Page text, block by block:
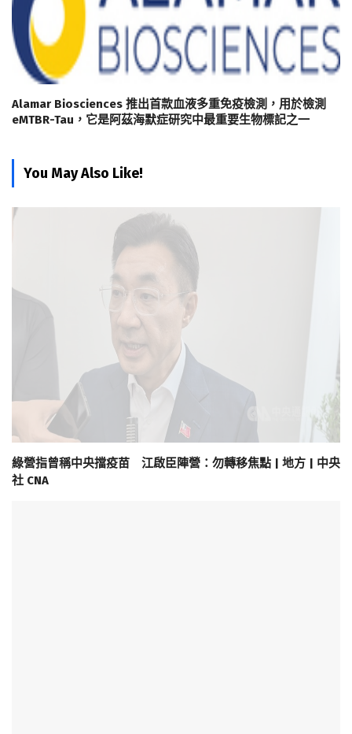
Alamar Biosciences 推出首款血液多重免疫檢測，用於檢測
eMTBR-Tau，它是阿茲海默症研究中最重要生物標記之一
You May Also Like!
綠營指曾稱中央擋疫苗 江啟臣陣營：勿轉移焦點 | 地方 | 中央
社 CNA